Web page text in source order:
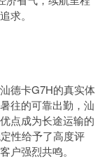
求。
德卡G7H的真实体
往的可靠出勤，汕
点成为长途运输的
性给予了高度评
户强烈共鸣。